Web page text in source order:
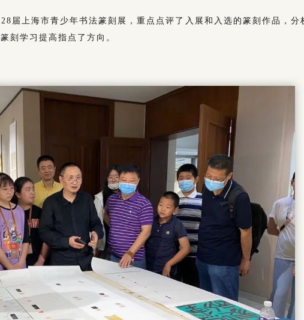
届上海市青少年书法篆刻展，重点点评了入展和入选的篆刻作品，分
刻学习提高指点了方向。